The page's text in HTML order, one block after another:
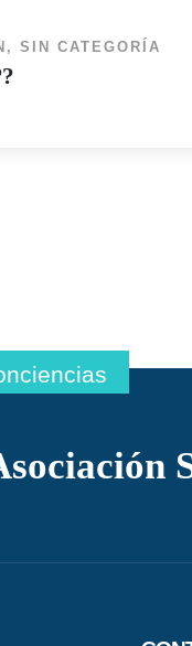
, SIN CATEGORÍA